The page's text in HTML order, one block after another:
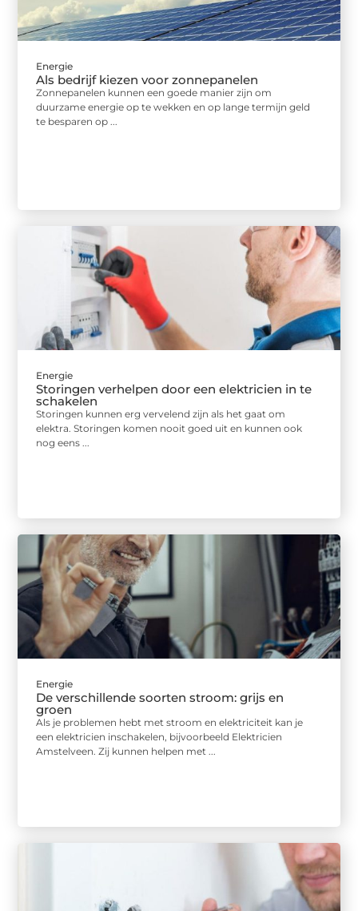
Energie
Als bedrijf kiezen voor zonnepanelen
Zonnepanelen kunnen een goede manier zijn om
duurzame energie op te wekken en op lange termijn geld
te besparen op ...
Energie
Storingen verhelpen door een elektricien in te
schakelen
Storingen kunnen erg vervelend zijn als het gaat om
elektra. Storingen komen nooit goed uit en kunnen ook
nog eens ...
Energie
De verschillende soorten stroom: grijs en
groen
Als je problemen hebt met stroom en elektriciteit kan je
een elektricien inschakelen, bijvoorbeeld Elektricien
Amstelveen. Zij kunnen helpen met ...